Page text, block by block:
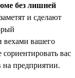
без лишней
и сделают
вехами вашего
вас
на предприятии.